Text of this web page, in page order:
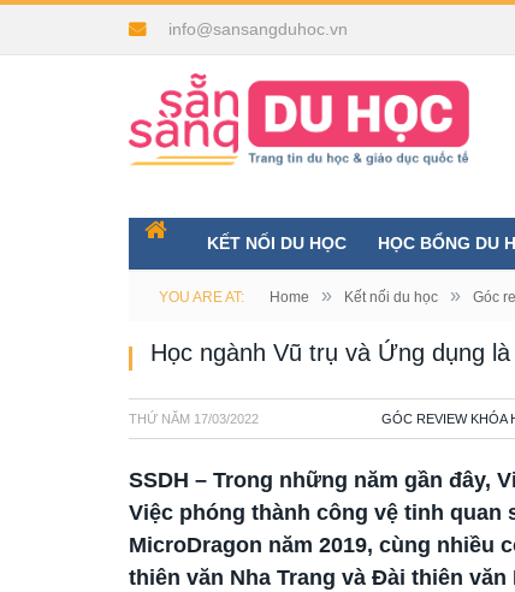
info@sansangduhoc.vn
KẾT NỐI DU HỌC HỌC BỔNG DU
YOU ARE AT: Home » Kết nối du học » Góc
Học ngành Vũ trụ và Ứng dụng
THỨ NĂM 17/03/2022 GÓC REVIEW KHÓA
SSDH – Trong những năm gần đây,
Việc phóng thành công vệ tinh quan
MicroDragon năm 2019, cùng
thiên văn Nha Trang và Đài thiên